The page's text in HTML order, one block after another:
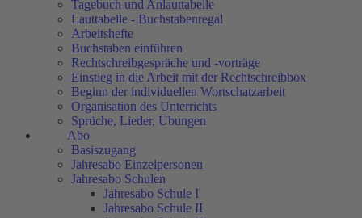
Tagebuch und Anlauttabelle
Lauttabelle - Buchstabenregal
Arbeitshefte
Buchstaben einführen
Rechtschreibgespräche und -vorträge
Einstieg in die Arbeit mit der Rechtschreibbox
Beginn der individuellen Wortschatzarbeit
Organisation des Unterrichts
Sprüche, Lieder, Übungen
Abo
Basiszugang
Jahresabo Einzelpersonen
Jahresabo Schulen
Jahresabo Schule I
Jahresabo Schule II